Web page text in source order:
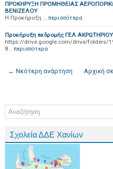
ΠΡΟΚΗΡΥΞΗ ΠΡΟΜΗΘΕΙΑΣ
ΒΕΝΙΖΕΛΟΥ
Η Προκήρυξη … περισσότερα
Προκήρυξη εκδρομής ΓΕΛ ΑΚΡΩΤΗΡΙΟΥ
https://drive.google.com/drive/folders/
8… περισσότερα
← Νεότερη ανάρτηση Αρχική
Σχολεία ΔΔΕ Χανίων